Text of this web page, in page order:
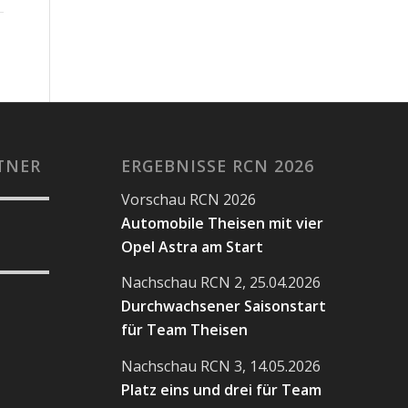
ERGEBNISSE RCN 2026
Vorschau RCN 2026
Automobile Theisen mit vier
Opel Astra am Start
Nachschau RCN 2, 25.04.2026
Durchwachsener Saisonstart
für Team Theisen
Nachschau RCN 3, 14.05.2026
Platz eins und drei für Team